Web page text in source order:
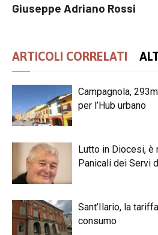
Giuseppe Adriano Rossi
ARTICOLI CORRELATI
Campagnola,
per l’Hub urbano
Lutto in Diocesi, è
Panicali dei Servi
Sant’Ilario, la
consumo